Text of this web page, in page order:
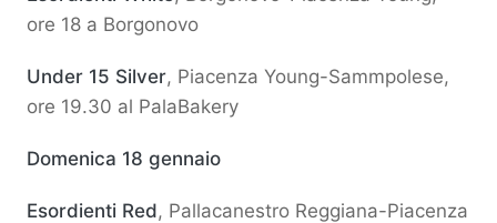
ore 18 a Borgonovo
Under 15 Silver, Piacenza Young-Sammpolese,
ore 19.30 al PalaBakery
Domenica 18 gennaio
Esordienti Red, Pallacanestro Reggiana-Piacenza